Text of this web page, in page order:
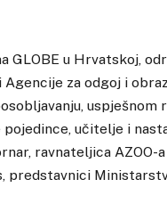
GLOBE u Hrvatskoj,
Agencije za odgoj i
uspješnom
pojedince, učitelje i
ravnateljica AZOO-
predstavnici